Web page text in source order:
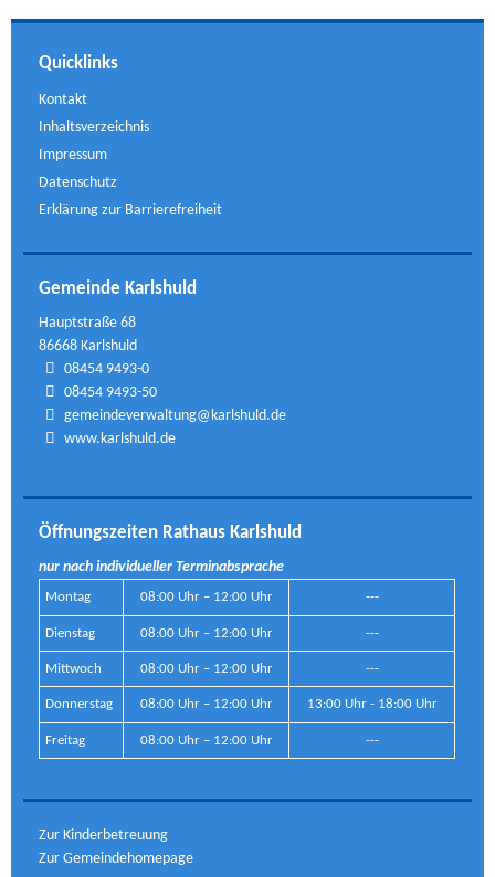
Quicklinks
Kontakt
Inhaltsverzeichnis
Impressum
Datenschutz
Erklärung zur Barrierefreiheit
Gemeinde Karlshuld
Hauptstraße 68
86668 Karlshuld
08454 9493-0
08454 9493-50
gemeindeverwaltung@karlshuld.de
www.karlshuld.de
Öffnungszeiten Rathaus Karlshuld
nur nach individueller Terminabsprache
Montag 08:00 Uhr – 12:00 Uhr ---
Dienstag 08:00 Uhr – 12:00 Uhr ---
Mittwoch 08:00 Uhr – 12:00 Uhr ---
Donnerstag 08:00 Uhr – 12:00 Uhr 13:00 Uhr - 18:00 Uhr
Freitag 08:00 Uhr – 12:00 Uhr ---
Zur Kinderbetreuung
Zur Gemeindehomepage